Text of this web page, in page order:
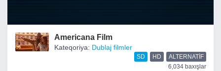
Americana Film
Kateqoriya: Dublaj filmler
SD HD
ALTERNATIF
6,034 baxışlar